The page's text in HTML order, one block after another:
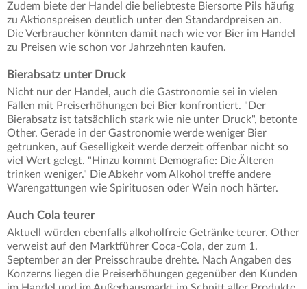
Zudem biete der Handel die beliebteste Biersorte Pils häufig
zu Aktionspreisen deutlich unter den Standardpreisen an.
Die Verbraucher könnten damit nach wie vor Bier im Handel
zu Preisen wie schon vor Jahrzehnten kaufen.
Bierabsatz unter Druck
Nicht nur der Handel, auch die Gastronomie sei in vielen
Fällen mit Preiserhöhungen bei Bier konfrontiert. "Der
Bierabsatz ist tatsächlich stark wie nie unter Druck", betonte
Other. Gerade in der Gastronomie werde weniger Bier
getrunken, auf Geselligkeit werde derzeit offenbar nicht so
viel Wert gelegt. "Hinzu kommt Demografie: Die Älteren
trinken weniger." Die Abkehr vom Alkohol treffe andere
Warengattungen wie Spirituosen oder Wein noch härter.
Auch Cola teurer
Aktuell würden ebenfalls alkoholfreie Getränke teurer. Other
verweist auf den Marktführer Coca-Cola, der zum 1.
September an der Preisschraube drehte. Nach Angaben des
Konzerns liegen die Preiserhöhungen gegenüber den Kunden